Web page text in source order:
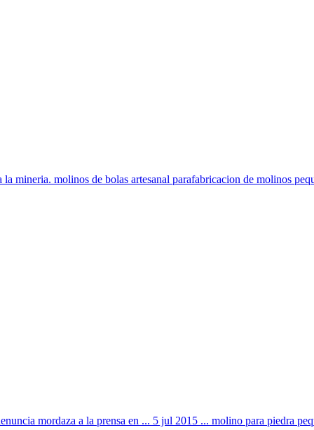
mineria. molinos de bolas artesanal parafabricacion de molinos
mordaza a la prensa en ... 5 jul 2015 ... molino para piedra